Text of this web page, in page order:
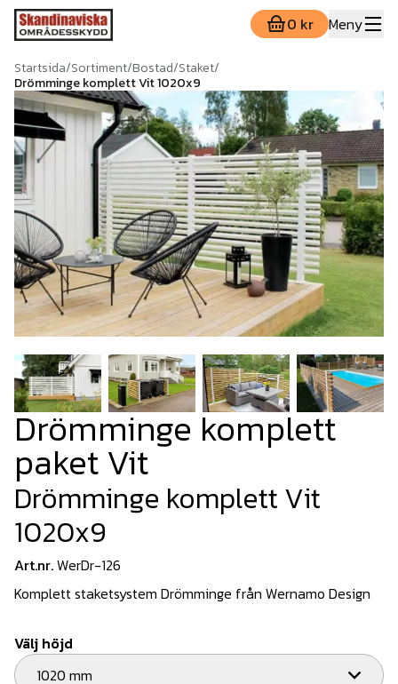
0 kr Meny
Startsida/Sortiment/Bostad/Staket/
Drömminge komplett Vit 1020x9
Drömminge komplett
paket Vit
Drömminge komplett Vit
1020x9
Art.nr.WerDr-126
Komplett staketsystem Drömminge från Wernamo Design
Välj höjd
1020 mm